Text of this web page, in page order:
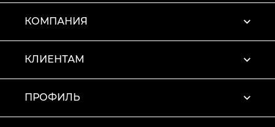
КОМПАНИЯ
КЛИЕНТАМ
ПРОФИЛЬ